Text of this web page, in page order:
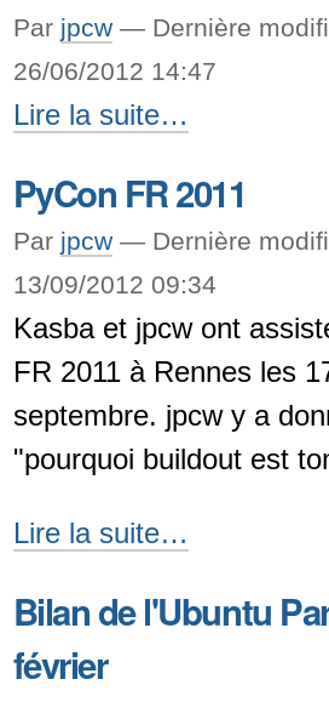
blanche
avec
la
Pau
Pyrénées
-
Par jpcw— Dernière
26/06/2012 14:47
JRES
-
Lire la suite…
PyCon FR 2011
Par jpcw— Dernière
13/09/2012 09:34
Kasba et jpcw ont
FR 2011 à Rennes les
septembre. jpcw y a
"pourquoi buildout est
PyCon
2011
-
Lire la suite…
Bilan de l'Ubuntu
février